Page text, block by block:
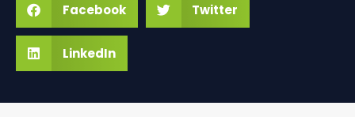
Facebook Twitter
LinkedIn